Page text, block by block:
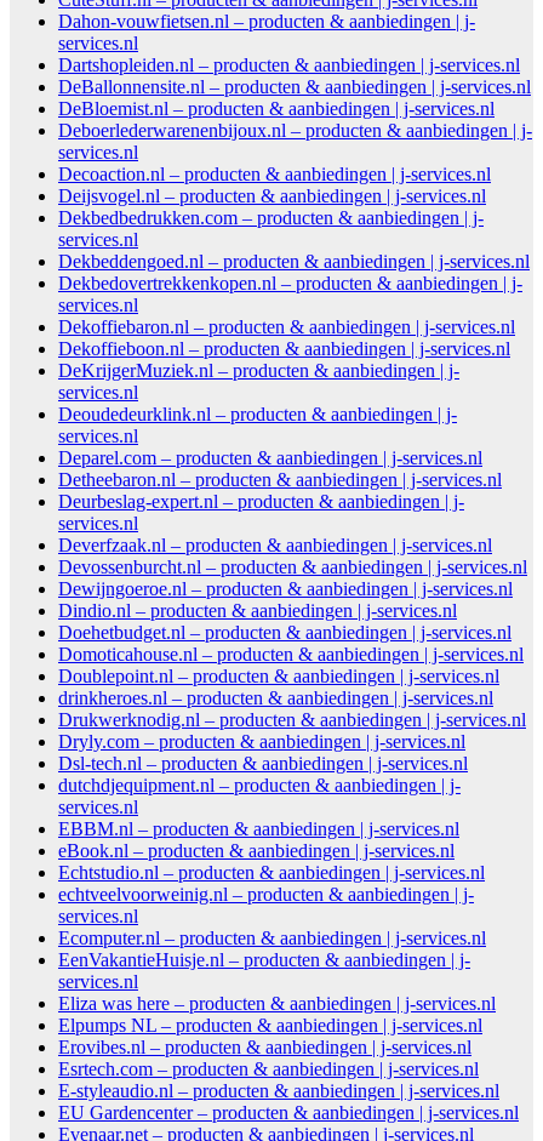
Dahon-vouwfietsen.nl – producten & aanbiedingen | j-
services.nl
Dartshopleiden.nl – producten & aanbiedingen | j-services.nl
DeBallonnensite.nl – producten & aanbiedingen | j-services.nl
DeBloemist.nl – producten & aanbiedingen | j-services.nl
Deboerlederwarenenbijoux.nl – producten & aanbiedingen | j-
services.nl
Decoaction.nl – producten & aanbiedingen | j-services.nl
Deijsvogel.nl – producten & aanbiedingen | j-services.nl
Dekbedbedrukken.com – producten & aanbiedingen | j-
services.nl
Dekbeddengoed.nl – producten & aanbiedingen | j-services.nl
Dekbedovertrekkenkopen.nl – producten & aanbiedingen | j-
services.nl
Dekoffiebaron.nl – producten & aanbiedingen | j-services.nl
Dekoffieboon.nl – producten & aanbiedingen | j-services.nl
DeKrijgerMuziek.nl – producten & aanbiedingen | j-
services.nl
Deoudedeurklink.nl – producten & aanbiedingen | j-
services.nl
Deparel.com – producten & aanbiedingen | j-services.nl
Detheebaron.nl – producten & aanbiedingen | j-services.nl
Deurbeslag-expert.nl – producten & aanbiedingen | j-
services.nl
Deverfzaak.nl – producten & aanbiedingen | j-services.nl
Devossenburcht.nl – producten & aanbiedingen | j-services.nl
Dewijngoeroe.nl – producten & aanbiedingen | j-services.nl
Dindio.nl – producten & aanbiedingen | j-services.nl
Doehetbudget.nl – producten & aanbiedingen | j-services.nl
Domoticahouse.nl – producten & aanbiedingen | j-services.nl
Doublepoint.nl – producten & aanbiedingen | j-services.nl
drinkheroes.nl – producten & aanbiedingen | j-services.nl
Drukwerknodig.nl – producten & aanbiedingen | j-services.nl
Dryly.com – producten & aanbiedingen | j-services.nl
Dsl-tech.nl – producten & aanbiedingen | j-services.nl
dutchdjequipment.nl – producten & aanbiedingen | j-
services.nl
EBBM.nl – producten & aanbiedingen | j-services.nl
eBook.nl – producten & aanbiedingen | j-services.nl
Echtstudio.nl – producten & aanbiedingen | j-services.nl
echtveelvoorweinig.nl – producten & aanbiedingen | j-
services.nl
Ecomputer.nl – producten & aanbiedingen | j-services.nl
EenVakantieHuisje.nl – producten & aanbiedingen | j-
services.nl
Eliza was here – producten & aanbiedingen | j-services.nl
Elpumps NL – producten & aanbiedingen | j-services.nl
Erovibes.nl – producten & aanbiedingen | j-services.nl
Esrtech.com – producten & aanbiedingen | j-services.nl
E-styleaudio.nl – producten & aanbiedingen | j-services.nl
EU Gardencenter – producten & aanbiedingen | j-services.nl
Evenaar.net – producten & aanbiedingen | j-services.nl